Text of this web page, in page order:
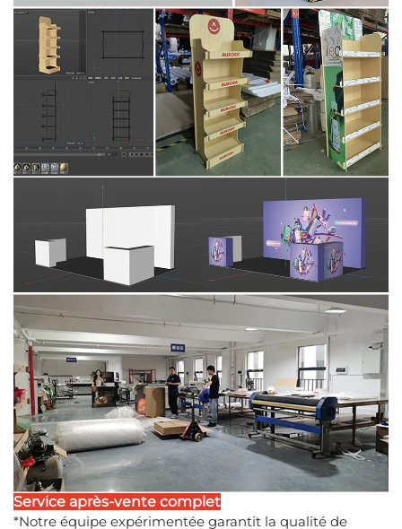
Service après-vente complet
*Notre équipe expérimentée garantit la qualité de